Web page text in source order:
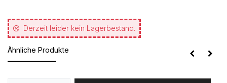
Derzeit leider kein Lagerbestand.
Ähnliche Produkte